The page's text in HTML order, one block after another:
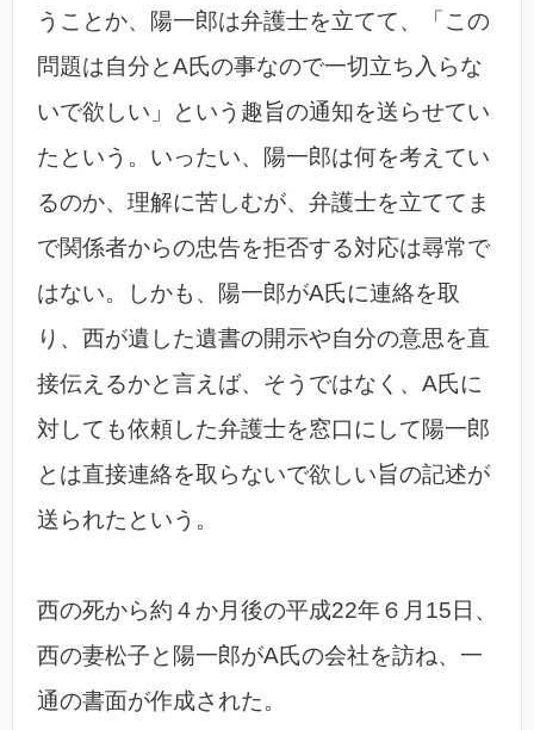
うことか、陽一郎は弁護士を立てて、「この
問題は自分とA氏の事なので一切立ち入らな
いで欲しい」という趣旨の通知を送らせてい
たという。いったい、陽一郎は何を考えてい
るのか、理解に苦しむが、弁護士を立ててま
で関係者からの忠告を拒否する対応は尋常で
はない。しかも、陽一郎がA氏に連絡を取
り、西が遺した遺書の開示や自分の意思を直
接伝えるかと言えば、そうではなく、A氏に
対しても依頼した弁護士を窓口にして陽一郎
とは直接連絡を取らないで欲しい旨の記述が
送られたという。
西の死から約４か月後の平成22年６月15日、
西の妻松子と陽一郎がA氏の会社を訪ね、一
通の書面が作成された。